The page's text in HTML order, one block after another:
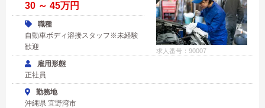
求人番号：90007
30 ～ 45万円
職種
自動車ボディ溶接スタッフ※未経験
歓迎
雇用形態
正社員
勤務地
沖縄県 宜野湾市